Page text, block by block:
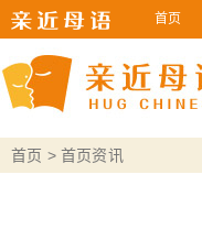
首页
首页 >首页资讯